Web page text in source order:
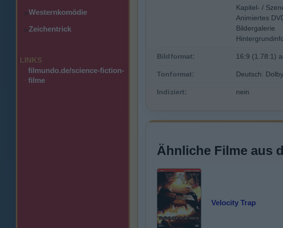
>Westernkomödie
>Zeichentrick
LINKS
·
filmundo.de/science-fiction-
filme
Kapitel- /
Animiertes
Bildergalerie
Bildformat: 16:9 (1.78:1)
Tonformat: Deutsch:
Indiziert: nein
Ähnliche Filme aus
Velocity Trap